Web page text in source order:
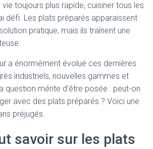
toujours plus rapide, cuisiner tous les
défi. Les plats préparés apparaissent
pratique, mais ils traînent une
a énormément évolué ces dernières
industriels, nouvelles gammes et
question mérite d’être posée : peut-on
avec des plats préparés ? Voici une
préjugés.
savoir sur les plats